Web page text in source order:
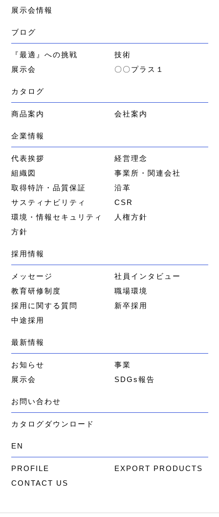
展示会情報
ブログ
『最適』への挑戦
技術
展示会
〇〇プラス１
カタログ
商品案内 会社案内
企業情報
代表挨拶
経営理念
組織図
事業所・関連会社
取得特許・品質保証
沿革
サスティナビリティ
CSR
環境・情報セキュリティ
方針
人権方針
採用情報
メッセージ
社員インタビュー
教育研修制度
職場環境
採用に関する質問
新卒採用
中途採用
最新情報
お知らせ
事業
展示会
SDGs報告
お問い合わせ
カタログダウンロード
EN
PROFILE
EXPORT PRODUCTS
CONTACT US